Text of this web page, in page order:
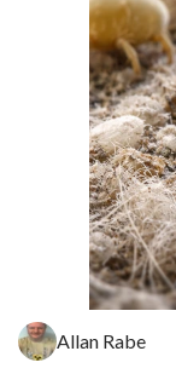
Allan Rabe